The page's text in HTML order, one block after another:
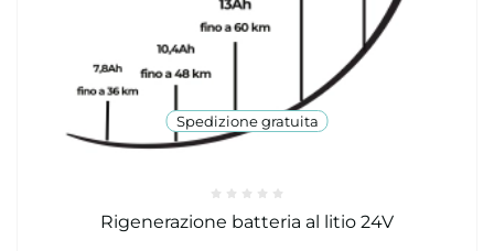
Spedizione gratuita
Rigenerazione batteria al litio 24V